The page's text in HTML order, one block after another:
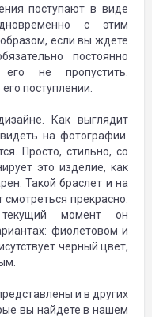
поступают в виде
с этим
если вы ждете
постоянно
не пропустить.
поступлении.
Как выглядит
на фотографии.
Просто, стильно, со
это изделие, как
Такой браслет и на
прекрасно.
момент он
фиолетовом и
черный цвет,
и в других
вы найдете в нашем